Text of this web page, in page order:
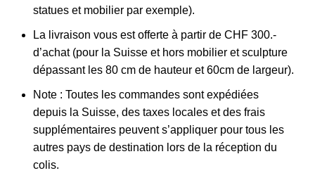
statues et mobilier par exemple).
La livraison vous est offerte à partir de CHF 300.-
d’achat (pour la Suisse et hors mobilier et sculpture
dépassant les 80 cm de hauteur et 60cm de largeur).
Note : Toutes les commandes sont expédiées
depuis la Suisse, des taxes locales et des frais
supplémentaires peuvent s’appliquer pour tous les
autres pays de destination lors de la réception du
colis.